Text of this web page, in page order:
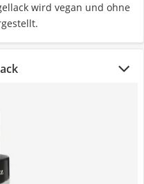
wird vegan und ohne